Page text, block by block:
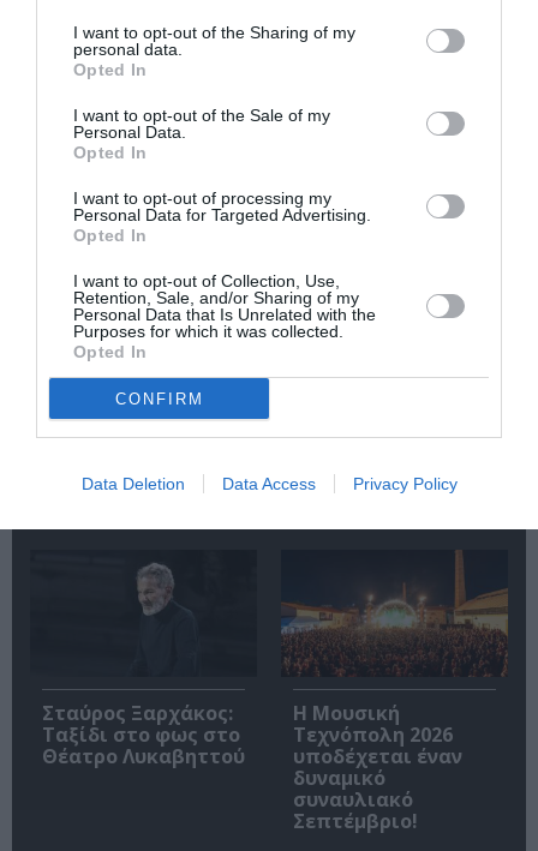
I want to opt-out of the Sharing of my
personal data.
Opted In
I want to opt-out of the Sale of my
Personal Data.
Opted In
I want to opt-out of processing my
Personal Data for Targeted Advertising.
Opted In
I want to opt-out of Collection, Use,
Retention, Sale, and/or Sharing of my
Personal Data that Is Unrelated with the
Purposes for which it was collected.
Opted In
CONFIRM
Data Deletion Data Access Privacy Policy
ΜΟΥΣΙΚΑ ΦΕΣΤΙΒΑΛ
ΝΙΚΟΣ ΠΟΡΤΟΚΑΛΟΓΛΟΥ
ΣΥΝΑΥΛΙΕΣ 2023
Newsletter
Κάθε βδομάδα στο e-mail σας τα τελευταία νέα για
την Τέχνη και τον Πολιτισμό!
Ακολουθήστε το Culturenow.gr
Σταύρος Ξαρχάκος:
Ταξίδι στο φως στο
Θέατρο Λυκαβηττού
Η Μουσική
Τεχνόπολη 2026
υποδέχεται έναν
δυναμικό
συναυλιακό
Σεπτέμβριο!